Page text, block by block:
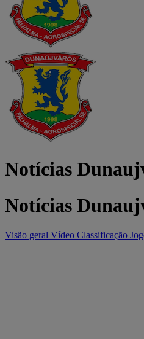
Notícias
Notícias
Visão geral Vídeo Classificação